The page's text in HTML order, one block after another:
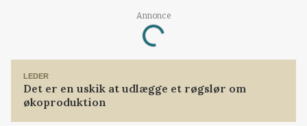
Annonce
Loading...
LEDER
Det er en uskik at udlægge et røgslør om
økoproduktion